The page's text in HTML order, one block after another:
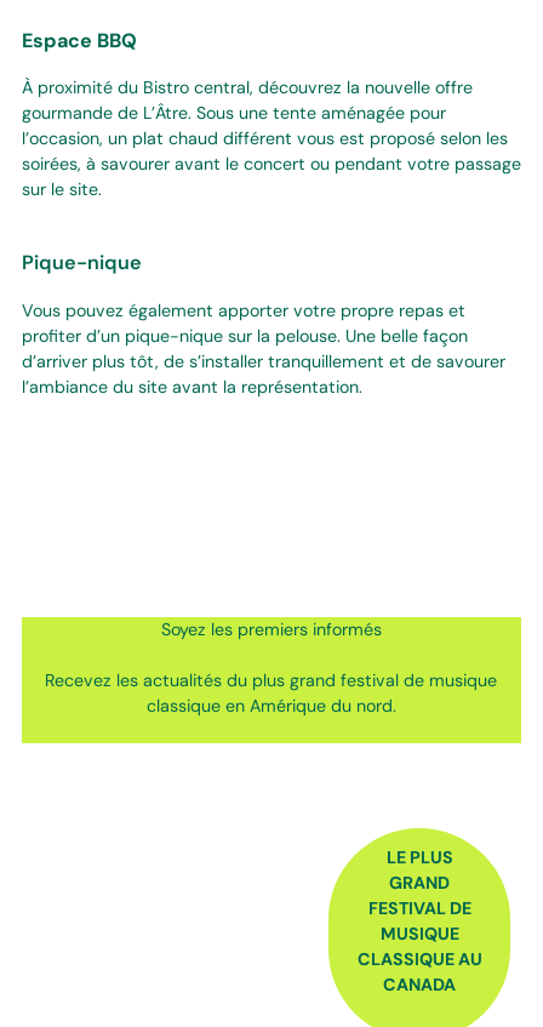
Espace BBQ
À proximité du Bistro central, découvrez la nouvelle offre
gourmande de L’Âtre. Sous une tente aménagée pour
l’occasion, un plat chaud différent vous est proposé selon les
soirées, à savourer avant le concert ou pendant votre passage
sur le site.
Pique-nique
Vous pouvez également apporter votre propre repas et
profiter d’un pique-nique sur la pelouse. Une belle façon
d’arriver plus tôt, de s’installer tranquillement et de savourer
l’ambiance du site avant la représentation.
Soyez les premiers informés
Recevez les actualités du plus grand festival de musique
classique en Amérique du nord.
LE PLUS
GRAND
FESTIVAL DE
MUSIQUE
CLASSIQUE AU
CANADA